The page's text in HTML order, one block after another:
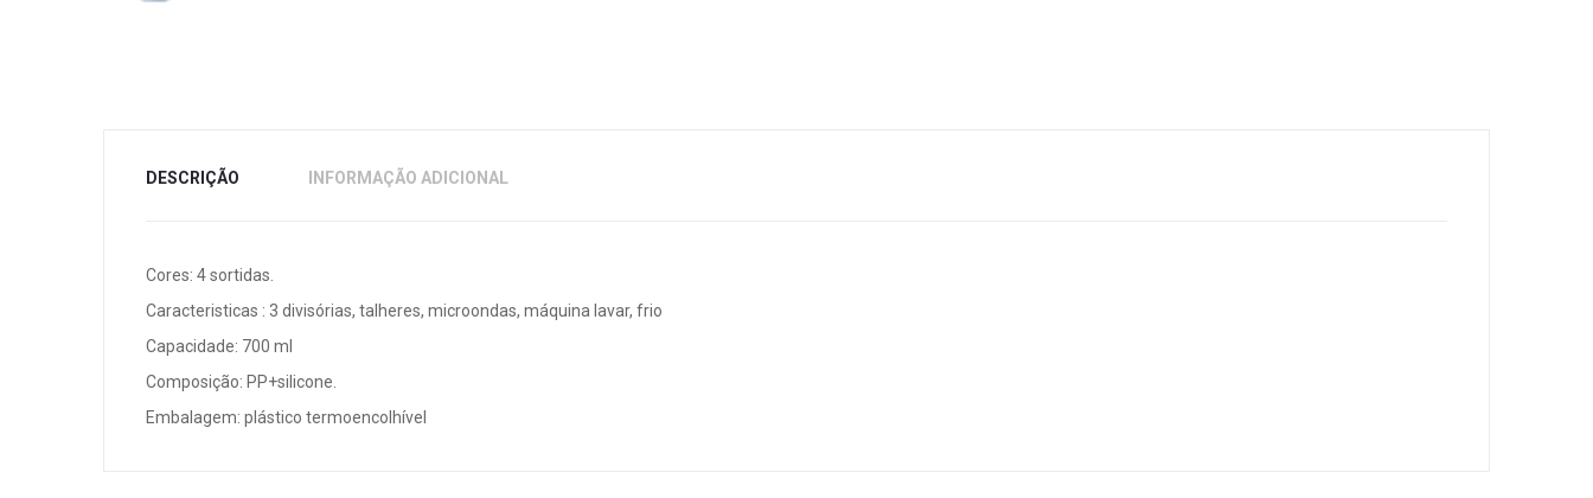
DESCRIÇÃO INFORMAÇÃO ADICIONAL
Cores: 4 sortidas.
Caracteristicas : 3 divisórias, talheres, microondas, máquina lavar, frio
Capacidade: 700 ml
Composição: PP+silicone.
Embalagem: plástico termoencolhível